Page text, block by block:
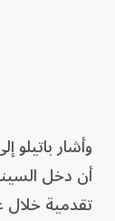
وأشار باتيلو
أن دخل